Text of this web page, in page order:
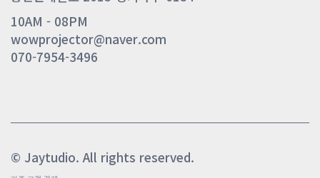
10AM - 08PM
wowprojector@naver.com
070-7954-3496
© Jaytudio. All rights reserved.